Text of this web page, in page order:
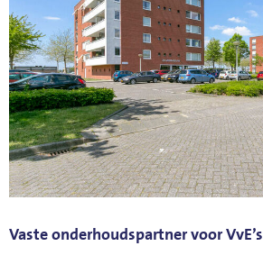
Vaste onderhoudspartner voor VvE’s